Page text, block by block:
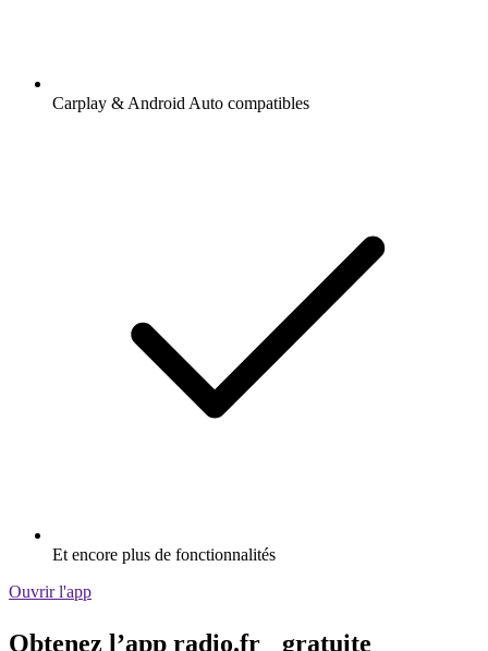
Carplay & Android Auto compatibles
Et encore plus de fonctionnalités
Ouvrir l'app
Obtenez l’app radio.fr gratuite